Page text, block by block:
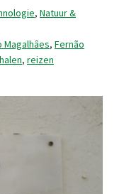
, Natuur &
Magalhâes, Fernão
, reizen